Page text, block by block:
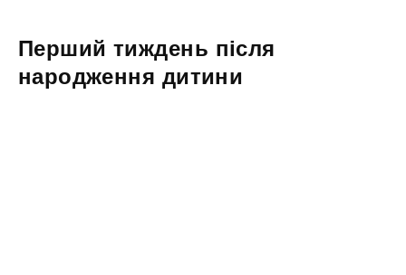
Перший тиждень після
народження дитини